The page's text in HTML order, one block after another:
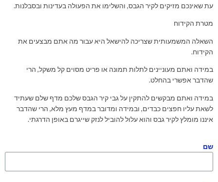
עת שאינכם מזיקים לקיר הגבס, והשלימו את הפעולה בעדינות ובסבלנות.
מטרת הקידוח
השאלה המשמעותית שצריכה להישאל היא עבור מה אתם מבצעים את
הקידוח.
במידה ואתם מעוניינים לתלות תמונה או פריט מסוים קל משקל, הרי
שהדבר אפשרי בהחלט.
במידה ואתם מבקשים להתקין על גבי קיר הגבס שלכם מדף שלם שעתיד
לשאת עליו חפצים כבדים, ובמידה ומדובר במדף מעץ מלא, הרי שהדבר
איננו מומלץ לקיר גבס והוא עלול להוביל לנזק שייגרם באופן הדרגתי.
שם